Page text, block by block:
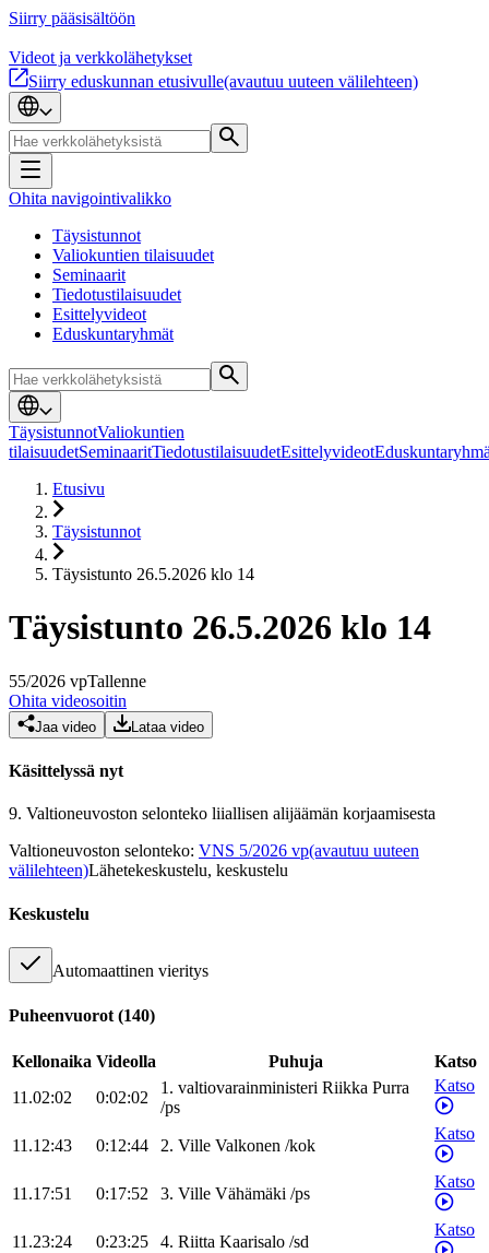
Siirry pääsisältöön
Videot ja verkkolähetykset
Siirry eduskunnan etusivulle(avautuu uuteen välilehteen)
Ohita navigointivalikko
Täysistunnot
Valiokuntien tilaisuudet
Seminaarit
Tiedotustilaisuudet
Esittelyvideot
Eduskuntaryhmät
TäysistunnotValiokuntien
tilaisuudetSeminaaritTiedotustilaisuudetEsittelyvideot
Etusivu
Täysistunnot
Täysistunto 26.5.2026 klo 14
Täysistunto 26.5.2026 klo 14
55/2026 vpTallenne
Ohita videosoitin
Jaa video Lataa video
Käsittelyssä nyt
9. Valtioneuvoston selonteko liiallisen alijäämän korjaamisesta
Valtioneuvoston selonteko: VNS 5/2026 vp(avautuu uuteen
välilehteen)Lähetekeskustelu, keskustelu
Keskustelu
Automaattinen vieritys
Puheenvuorot (140)
Kellonaika Videolla Puhuja
Katso
11.02:02
0:02:02
1. valtiovarainministeri Riikka Purra
/ps
Katso
11.12:43 0:12:44 2. Ville Valkonen /kok
Katso
11.17:51 0:17:52 3. Ville Vähämäki /ps
Katso
11.23:24 0:23:25 4. Riitta Kaarisalo /sd
Katso